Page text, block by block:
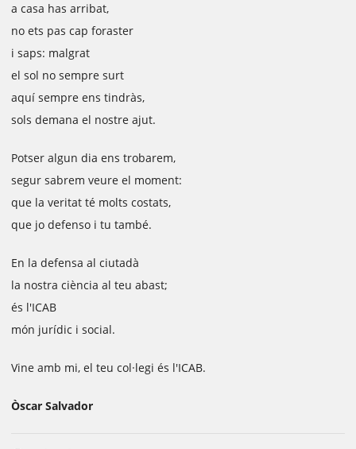
a casa has arribat,
no ets pas cap foraster
i saps: malgrat
el sol no sempre surt
aquí sempre ens tindràs,
sols demana el nostre ajut.
Potser algun dia ens trobarem,
segur sabrem veure el moment:
que la veritat té molts costats,
que jo defenso i tu també.
En la defensa al ciutadà
la nostra ciència al teu abast;
és l'ICAB
món jurídic i social.
Vine amb mi, el teu col·legi és l'ICAB.
Òscar Salvador